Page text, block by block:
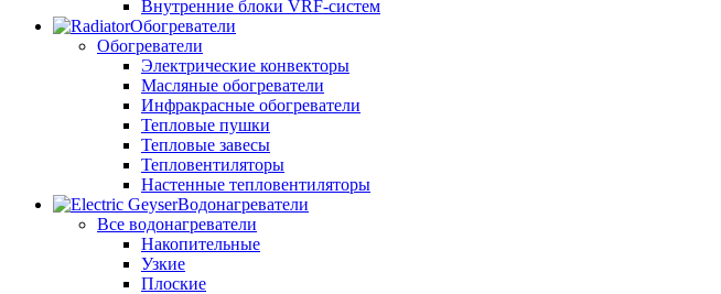
Внутренние блоки VRF-систем
Обогреватели
Обогреватели
Электрические конвекторы
Масляные обогреватели
Инфракрасные обогреватели
Тепловые пушки
Тепловые завесы
Тепловентиляторы
Настенные тепловентиляторы
Водонагреватели
Все водонагреватели
Накопительные
Узкие
Плоские